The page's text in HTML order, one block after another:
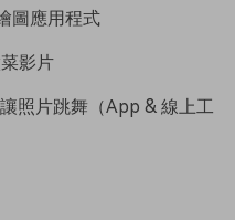
圖應用程式
影片
照片跳舞（App & 線上工